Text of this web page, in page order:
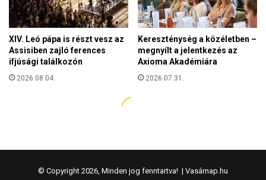
© Copyright 2026, Minden jog fenntartva! | Vasárnap.hu